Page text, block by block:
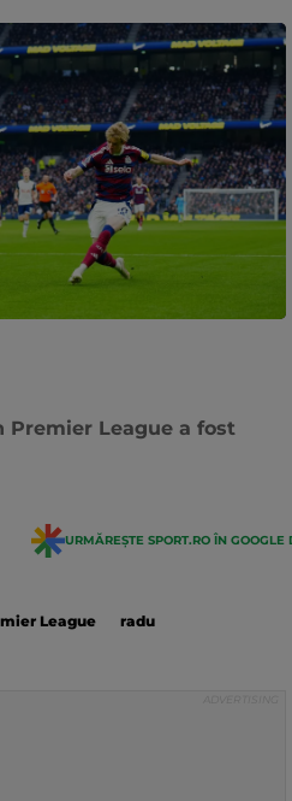
Premier League a fost
URMĂREȘTE SPORT.RO ÎN GOOGLE
League
radu